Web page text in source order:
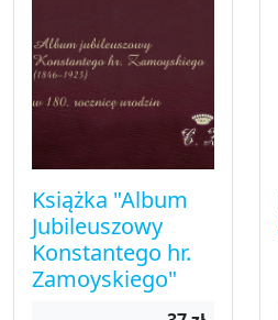
Książka "Album
Jubileuszowy
Konstantego hr.
Zamoyskiego"